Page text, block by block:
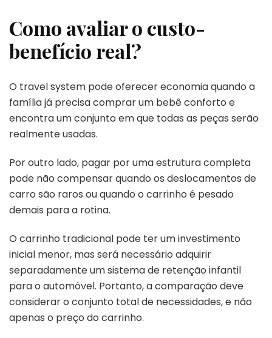
Como avaliar o custo-
benefício real?
O travel system pode oferecer economia quando a
família já precisa comprar um bebê conforto e
encontra um conjunto em que todas as peças serão
realmente usadas.
Por outro lado, pagar por uma estrutura completa
pode não compensar quando os deslocamentos de
carro são raros ou quando o carrinho é pesado
demais para a rotina.
O carrinho tradicional pode ter um investimento
inicial menor, mas será necessário adquirir
separadamente um sistema de retenção infantil
para o automóvel. Portanto, a comparação deve
considerar o conjunto total de necessidades, e não
apenas o preço do carrinho.